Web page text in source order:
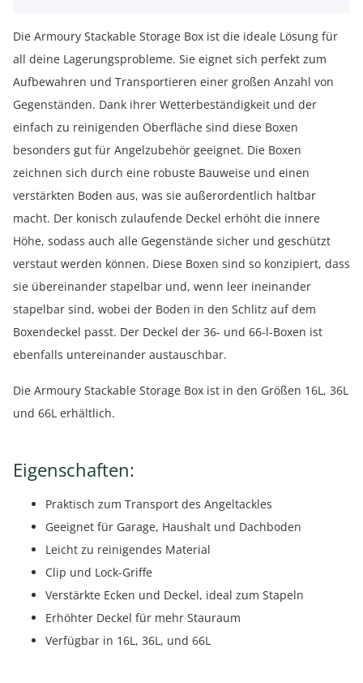
Die Armoury Stackable Storage Box ist die ideale Lösung für
all deine Lagerungsprobleme. Sie eignet sich perfekt zum
Aufbewahren und Transportieren einer großen Anzahl von
Gegenständen. Dank ihrer Wetterbeständigkeit und der
einfach zu reinigenden Oberfläche sind diese Boxen
besonders gut für Angelzubehör geeignet. Die Boxen
zeichnen sich durch eine robuste Bauweise und einen
verstärkten Boden aus, was sie außerordentlich haltbar
macht. Der konisch zulaufende Deckel erhöht die innere
Höhe, sodass auch alle Gegenstände sicher und geschützt
verstaut werden können. Diese Boxen sind so konzipiert, dass
sie übereinander stapelbar und, wenn leer ineinander
stapelbar sind, wobei der Boden in den Schlitz auf dem
Boxendeckel passt. Der Deckel der 36- und 66-l-Boxen ist
ebenfalls untereinander austauschbar.
Die Armoury Stackable Storage Box ist in den Größen 16L, 36L
und 66L erhältlich.
Eigenschaften:
Praktisch zum Transport des Angeltackles
Geeignet für Garage, Haushalt und Dachboden
Leicht zu reinigendes Material
Clip und Lock-Griffe
Verstärkte Ecken und Deckel, ideal zum Stapeln
Erhöhter Deckel für mehr Stauraum
Verfügbar in 16L, 36L, und 66L